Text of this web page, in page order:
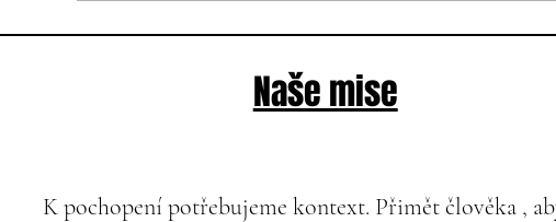
Naše mise
K pochopení potřebujeme kontext. Přimět člověka ,